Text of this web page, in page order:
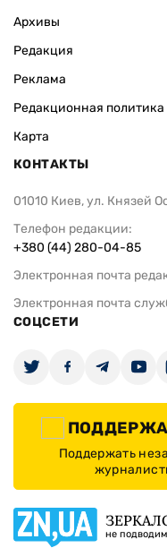
Архивы
Редакция
Реклама
Редакционная политика
Карта
КОНТАКТЫ
01010 Киев, ул. Князей
Телефон редакции:
+380 (44) 280-04-85
Электронная почта
Электронная почта
СОЦСЕТИ
Поддержать
не